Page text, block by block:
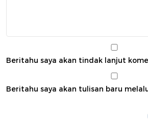
Beritahu saya akan tindak lanjut
Beritahu saya akan tulisan baru